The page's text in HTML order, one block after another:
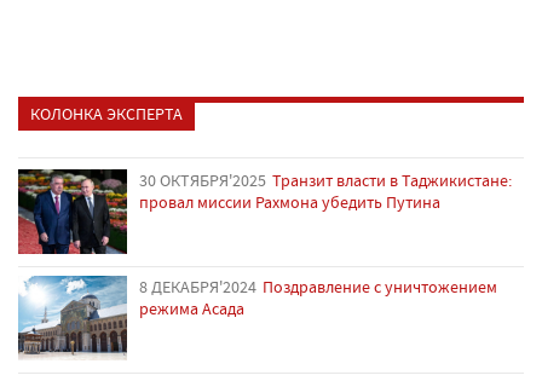
КОЛОНКА ЭКСПЕРТА
30 ОКТЯБРЯ'2025 Транзит власти в Таджикистане:
провал миссии Рахмона убедить Путина
8 ДЕКАБРЯ'2024 Поздравление с уничтожением
режима Асада